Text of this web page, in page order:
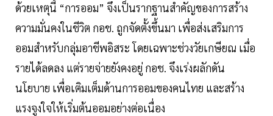
ด้วยเหตุนี้ “การออม” จึงเป็นรากฐานสำคัญของการสร้าง
ความมั่นคงในชีวิต กอช. ถูกจัดตั้งขึ้นมา เพื่อส่งเสริมการ
ออมสำหรับกลุ่มอาชีพอิสระ โดยเฉพาะช่วงวัยเกษียณ เมื่อ
รายได้ลดลง แต่รายจ่ายยังคงอยู่ กอช. จึงเร่งผลักดัน
นโยบาย เพื่อเติมเต็มด้านการออมของคนไทย และสร้าง
แรงจูงใจให้เริ่มต้นออมอย่างต่อเนื่อง